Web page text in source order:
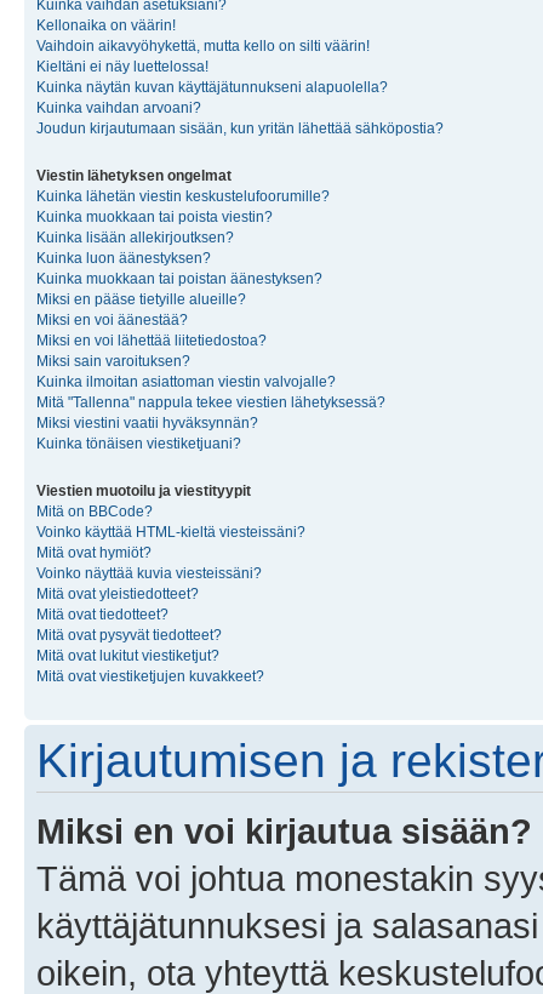
Kuinka vaihdan asetuksiani?
Kellonaika on väärin!
Vaihdoin aikavyöhykettä, mutta kello on silti väärin!
Kieltäni ei näy luettelossa!
Kuinka näytän kuvan käyttäjätunnukseni alapuolella?
Kuinka vaihdan arvoani?
Joudun kirjautumaan sisään, kun yritän lähettää sähköpostia?
Viestin lähetyksen ongelmat
Kuinka lähetän viestin keskustelufoorumille?
Kuinka muokkaan tai poista viestin?
Kuinka lisään allekirjoutksen?
Kuinka luon äänestyksen?
Kuinka muokkaan tai poistan äänestyksen?
Miksi en pääse tietyille alueille?
Miksi en voi äänestää?
Miksi en voi lähettää liitetiedostoa?
Miksi sain varoituksen?
Kuinka ilmoitan asiattoman viestin valvojalle?
Mitä "Tallenna" nappula tekee viestien lähetyksessä?
Miksi viestini vaatii hyväksynnän?
Kuinka tönäisen viestiketjuani?
Viestien muotoilu ja viestityypit
Mitä on BBCode?
Voinko käyttää HTML-kieltä viesteissäni?
Mitä ovat hymiöt?
Voinko näyttää kuvia viesteissäni?
Mitä ovat yleistiedotteet?
Mitä ovat tiedotteet?
Mitä ovat pysyvät tiedotteet?
Mitä ovat lukitut viestiketjut?
Mitä ovat viestiketjujen kuvakkeet?
Kirjautumisen ja
Miksi en voi kirjautua sisään?
Tämä voi johtua monestakin
käyttäjätunnuksesi ja
oikein, ota yhteyttä